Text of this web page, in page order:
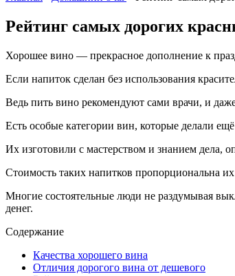
Рейтинг самых дорогих
Хорошее вино — прекрасное дополнение к
Если напиток сделан без использования
Ведь пить вино рекомендуют сами врачи, и
Есть особые категории вин, которые делали
Их изготовили с мастерством и знанием дела,
Стоимость таких напитков пропорциональна
Многие состоятельные люди не раздумывая
денег.
Содержание
Качества хорошего вина
Отличия дорогого вина от дешевого